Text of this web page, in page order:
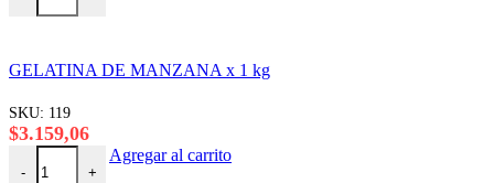
GELATINA DE MANZANA x 1 kg
SKU: 119
$3.159,06
-
GELATINA DE MANZANA x 1 kg cantidad
+
Agregar al carrito